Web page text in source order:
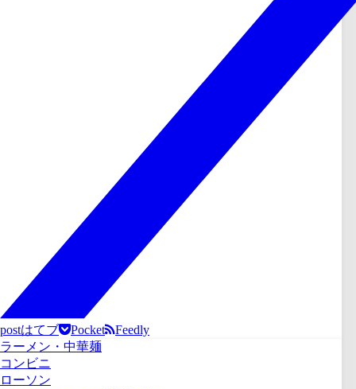
postはてブ Pocket
Feedly
ラーメン・中華麺
コンビニ
ローソン